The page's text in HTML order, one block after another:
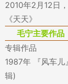
2010年2月12日
《天天》
毛宁主要作品
专辑作品
1987年 『风车儿
辑)